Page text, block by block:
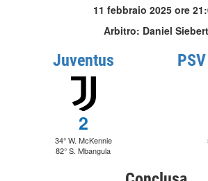
11 febbraio 2025 ore
Arbitro: Daniel Siebert
Juventus
2
34° W. McKennie
82° S. Mbangula